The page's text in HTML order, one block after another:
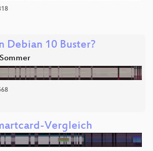
Debian 10 Buster?
Vergleich